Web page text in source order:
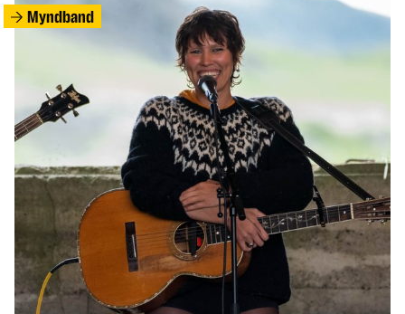
Myndband
FÓLK